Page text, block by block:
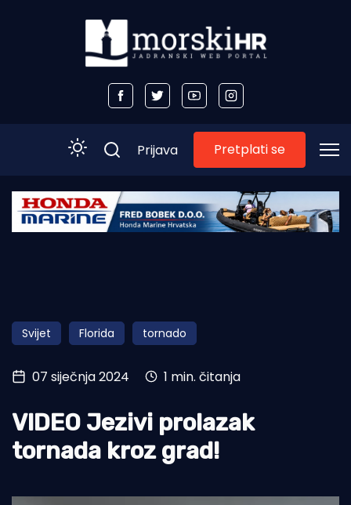
Početna
Obala
Otoci
Turizam i nautika
Pomorstvo
Ribolov
Prijava Pretplati se
Svijet Florida tornado
07 siječnja 2024 1 min. čitanja
VIDEO Jezivi prolazak
tornada kroz grad!